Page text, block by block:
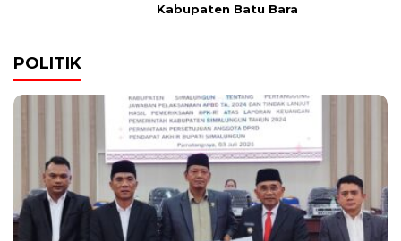
Kabupaten Batu Bara
POLITIK